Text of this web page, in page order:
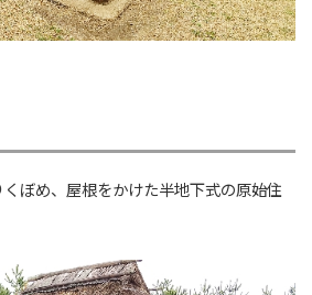
ぼめ、屋根をかけた半地下式の原始住